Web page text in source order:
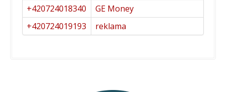
+420724018340
GE Money
+420724019193
reklama